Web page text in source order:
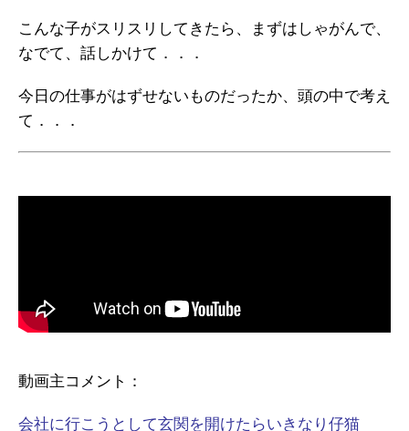
こんな子がスリスリしてきたら、まずはしゃがんで、
なでて、話しかけて．．．
今日の仕事がはずせないものだったか、頭の中で考え
て．．．
動画主コメント：
会社に行こうとして玄関を開けたらいきなり仔猫